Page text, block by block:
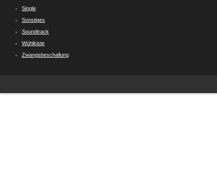
Single
Sonstiges
Soundtrack
Wühlkiste
Zwangsbeschallung